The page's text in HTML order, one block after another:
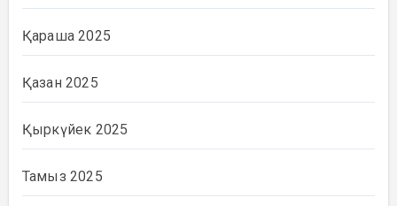
Қараша 2025
Қазан 2025
Қыркүйек 2025
Тамыз 2025